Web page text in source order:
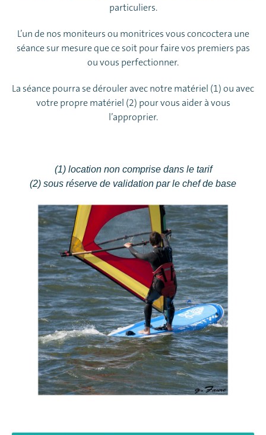
particuliers.
L’un de nos moniteurs ou monitrices vous concoctera une
séance sur mesure que ce soit pour faire vos premiers pas
ou vous perfectionner.
La séance pourra se dérouler avec notre matériel (1) ou avec
votre propre matériel (2) pour vous aider à vous
l’approprier.
(1) location non comprise dans le tarif
(2) sous réserve de validation par le chef de base